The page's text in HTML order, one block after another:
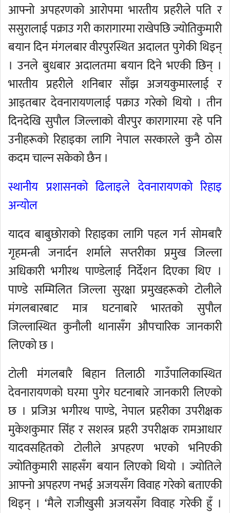
आफ्नो अपहरणको आरोपमा भारतीय प्रहरीले पति र
ससुरालाई पक्राउ गरी कारागारमा राखेपछि ज्योतिकुमारी
बयान दिन मंगलबार वीरपुरस्थित अदालत पुगेकी थिइन्
। उनले बुधबार अदालतमा बयान दिने भएकी छिन् ।
भारतीय प्रहरीले शनिबार साँझ अजयकुमारलाई र
आइतबार देवनारायणलाई पक्राउ गरेको थियो । तीन
दिनदेखि सुपौल जिल्लाको वीरपुर कारागारमा रहे पनि
उनीहरूको रिहाइका लागि नेपाल सरकारले कुनै ठोस
कदम चाल्न सकेको छैन ।
स्थानीय प्रशासनको ढिलाइले देवनारायणको रिहाइ
अन्योल
यादव बाबुछोराको रिहाइका लागि पहल गर्न सोमबारै
गृहमन्त्री जनार्दन शर्माले सप्तरीका प्रमुख जिल्ला
अधिकारी भगीरथ पाण्डेलाई निर्देशन दिएका थिए ।
पाण्डे सम्मिलित जिल्ला सुरक्षा प्रमुखहरूको टोलीले
मंगलबारबाट मात्र घटनाबारे भारतको सुपौल
जिल्लास्थित कुनौली थानासँग औपचारिक जानकारी
लिएको छ ।
टोली मंगलबारै बिहान तिलाठी गाउँपालिकास्थित
देवनारायणको घरमा पुगेर घटनाबारे जानकारी लिएको
छ । प्रजिअ भगीरथ पाण्डे, नेपाल प्रहरीका उपरीक्षक
मुकेशकुमार सिंह र सशस्त्र प्रहरी उपरीक्षक रामआधार
यादवसहितको टोलीले अपहरण भएको भनिएकी
ज्योतिकुमारी साहसँग बयान लिएको थियो । ज्योतिले
आफ्नो अपहरण नभई अजयसँग विवाह गरेको बताएकी
थिइन् । ‘मैले राजीखुसी अजयसँग विवाह गरेकी हुँ ।